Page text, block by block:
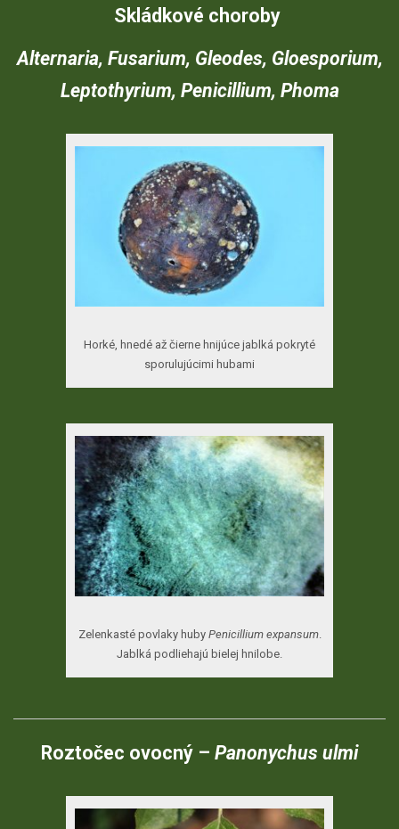
Skládkové choroby
Alternaria, Fusarium, Gleodes, Gloesporium,
Leptothyrium, Penicillium, Phoma
Horké, hnedé až čierne hnijúce jablká pokryté
sporulujúcimi hubami
Zelenkasté povlaky huby Penicillium expansum.
Jablká podliehajú bielej hnilobe.
Roztočec ovocný – Panonychus ulmi